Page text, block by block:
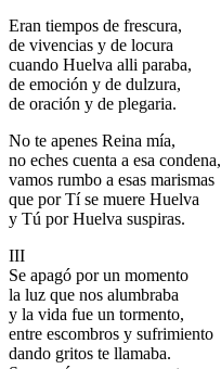
Eran tiempos de frescura,
de vivencias y de locura
cuando Huelva alli paraba,
de emoción y de dulzura,
de oración y de plegaria.
No te apenes Reina mía,
no eches cuenta a esa condena,
vamos rumbo a esas marismas
que por Tí se muere Huelva
y Tú por Huelva suspiras.
III
Se apagó por un momento
la luz que nos alumbraba
y la vida fue un tormento,
entre escombros y sufrimiento
dando gritos te llamaba.